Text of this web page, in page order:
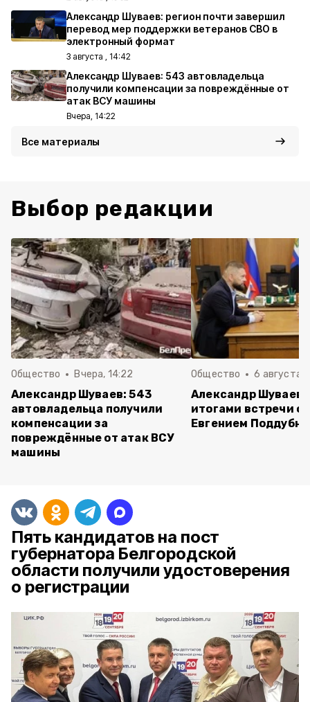
Александр Шуваев: регион почти завершил
перевод мер поддержки ветеранов СВО в
электронный формат
3 августа , 14:42
Александр Шуваев: 543 автовладельца
получили компенсации за повреждённые от
атак ВСУ машины
Вчера, 14:22
Все материалы
Выбор редакции
Общество Вчера, 14:22
Александр Шуваев: 543
автовладельца получили
компенсации за
повреждённые от атак ВСУ
машины
Общество 6 августа ,
Александр Шуваев
итогами встречи с
Евгением
Пять кандидатов на пост
губернатора Белгородской
области получили удостоверения
о регистрации